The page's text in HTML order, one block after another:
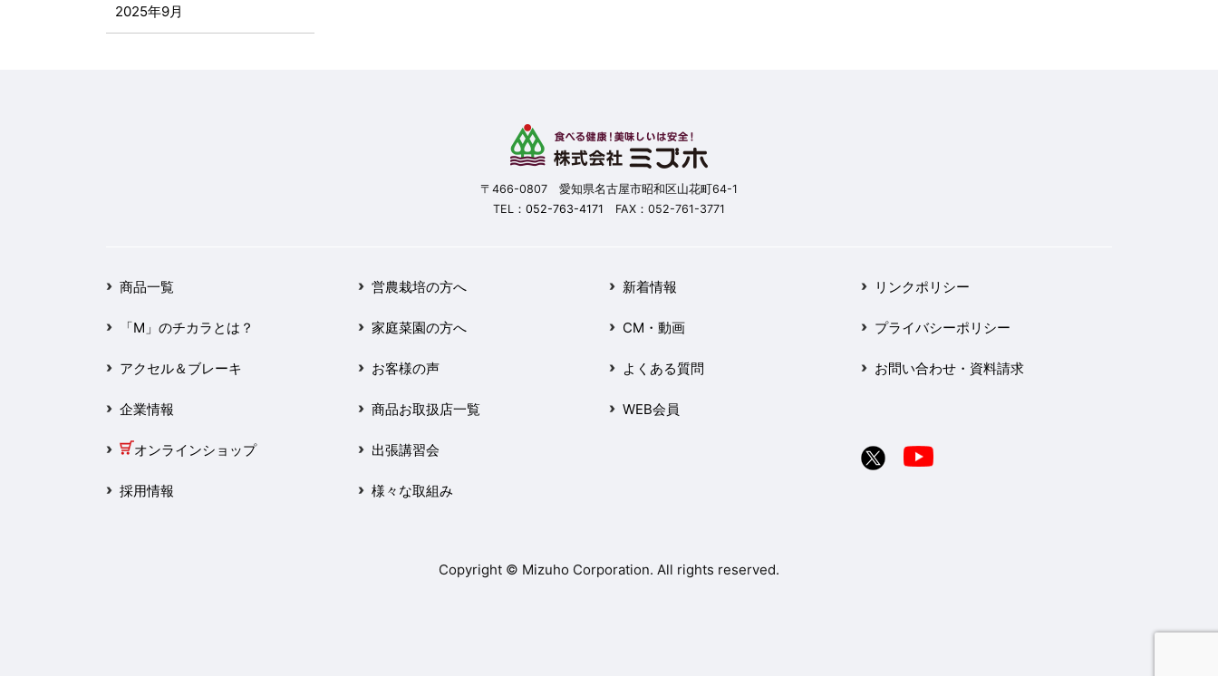
2025年9月
2025年1月
2024年12月
2024年11月
2024年10月
〒466-0807 愛知県名古屋市昭和区山花町64-1
TEL： 052-763-4171 FAX：052-761-3771
商品一覧
「M」のチカラとは？
アクセル＆ブレーキ
企業情報
オンラインショップ
採用情報
営農栽培の方へ
家庭菜園の方へ
お客様の声
商品お取扱店一覧
出張講習会
様々な取組み
新着情報
CM・動画
よくある質問
WEB会員
リンクポリシー
プライバシーポリシー
お問い合わせ・資料請求
Copyright © Mizuho Corporation. All rights reserved.